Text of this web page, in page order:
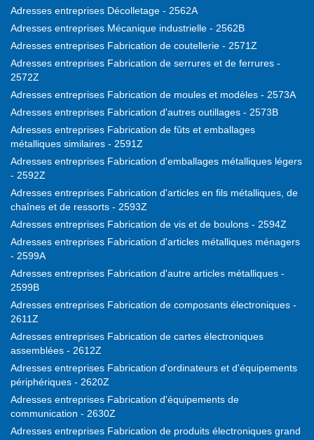
Adresses entreprises Décolletage - 2562A
Adresses entreprises Mécanique industrielle - 2562B
Adresses entreprises Fabrication de coutellerie - 2571Z
Adresses entreprises Fabrication de serrures et de ferrures -
2572Z
Adresses entreprises Fabrication de moules et modèles - 2573A
Adresses entreprises Fabrication d'autres outillages - 2573B
Adresses entreprises Fabrication de fûts et emballages
métalliques similaires - 2591Z
Adresses entreprises Fabrication d'emballages métalliques légers
- 2592Z
Adresses entreprises Fabrication d'articles en fils métalliques, de
chaînes et de ressorts - 2593Z
Adresses entreprises Fabrication de vis et de boulons - 2594Z
Adresses entreprises Fabrication d'articles métalliques ménagers
- 2599A
Adresses entreprises Fabrication d'autre articles métalliques -
2599B
Adresses entreprises Fabrication de composants électroniques -
2611Z
Adresses entreprises Fabrication de cartes électroniques
assemblées - 2612Z
Adresses entreprises Fabrication d'ordinateurs et d'équipements
périphériques - 2620Z
Adresses entreprises Fabrication d'équipements de
communication - 2630Z
Adresses entreprises Fabrication de produits électroniques grand